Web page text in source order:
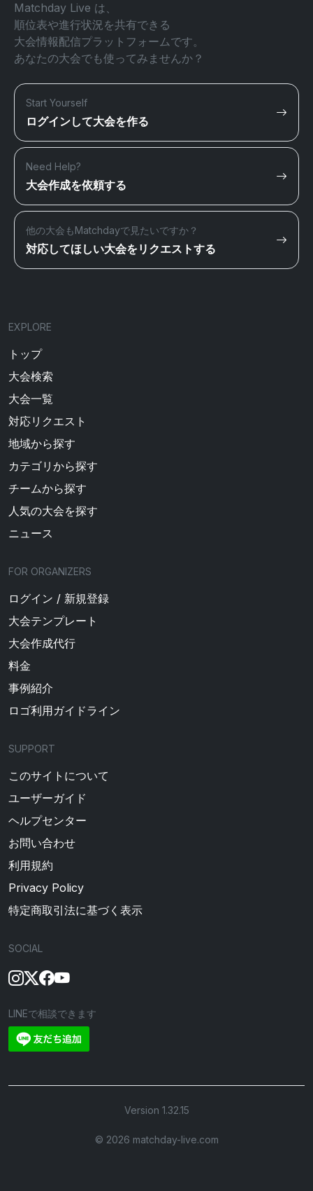
Matchday Live は、
順位表や進行状況を共有できる
大会情報配信プラットフォームです。
あなたの大会でも使ってみませんか？
Start Yourself
ログインして大会を作る
Need Help?
大会作成を依頼する
他の大会もMatchdayで見たいですか？
対応してほしい大会をリクエストする
EXPLORE
トップ
大会検索
大会一覧
対応リクエスト
地域から探す
カテゴリから探す
チームから探す
人気の大会を探す
ニュース
FOR ORGANIZERS
ログイン / 新規登録
大会テンプレート
大会作成代行
料金
事例紹介
ロゴ利用ガイドライン
SUPPORT
このサイトについて
ユーザーガイド
ヘルプセンター
お問い合わせ
利用規約
Privacy Policy
特定商取引法に基づく表示
SOCIAL
LINEで相談できます
Version 1.32.15
©︎ 2026 matchday-live.com